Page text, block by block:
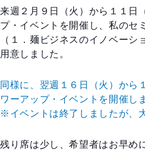
来週２月９日（火）から１１日
プ・イベントを開催し、私のセ
（１．麺ビジネスのイノベー
用意しました。
同様に、翌週１６日（火）から
ワーアップ・イベントを開催し
※イベントは終了しましたが、
残り席は少し、希望者はお早め